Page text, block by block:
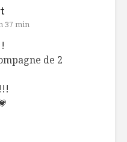
37 min
de 2